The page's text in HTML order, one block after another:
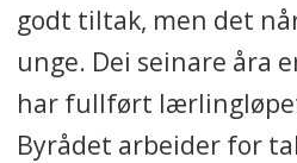
godt tiltak, men det
unge. Dei seinare åra
har fullført lærlingløpet
Byrådet arbeider for